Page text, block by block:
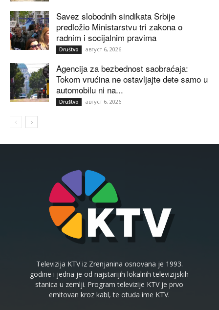
Savez slobodnih sindikata Srbije
predložio Ministarstvu tri zakona o
radnim i socijalnim pravima
Društvo август 6, 2026
Agencija za bezbednost saobraćaja:
Tokom vrućina ne ostavljajte dete samo u
automobilu ni na...
Društvo август 6, 2026
Televizija KTV iz Zrenjanina osnovana je 1993.
godine i jedna je od najstarijih lokalnih televizijskih
stanica u zemlji. Program televizije KTV je prvo
emitovan kroz kabl, te otuda ime KTV.